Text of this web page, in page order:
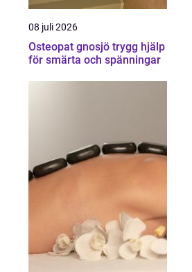
08 juli 2026
Osteopat gnosjö trygg hjälp
för smärta och spänningar